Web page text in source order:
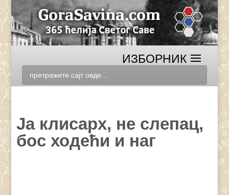
Ја клисарх, не слепац,
бос ходећи и наг